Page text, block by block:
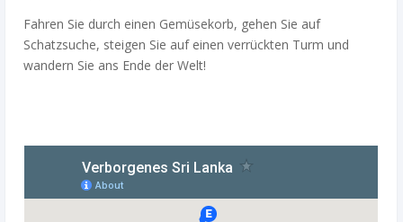
Fahren Sie durch einen Gemüsekorb, gehen Sie auf
Schatzsuche, steigen Sie auf einen verrückten Turm und
wandern Sie ans Ende der Welt!